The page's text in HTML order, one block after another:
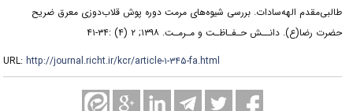
طالبی‌مقدم الهه‌سادات. بررسی شیوه‌های مرمت دوره پوش قلاب‌دوزی معرق ضریح
حضرت رضا(ع). دانــش حـفـاظـت و مـرمـت. ۱۳۹۸; ۲ (۴) :۳۴-۴۱
URL:http://journal.richt.ir/kcr/article-۱-۳۴۵-fa.html